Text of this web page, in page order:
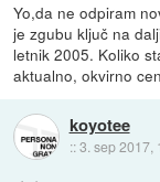
Yo,da ne odpiram
je zgubu ključ na
letnik 2005. Koliko
aktualno, okvirno
koyotee
::3. sep 2017,